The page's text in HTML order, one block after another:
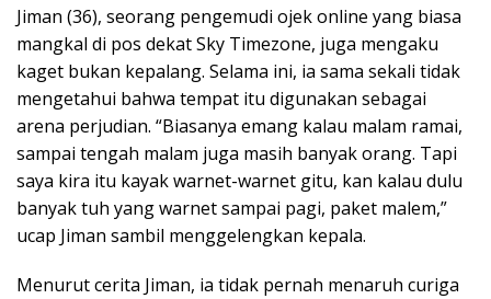
Jiman (36), seorang pengemudi ojek online yang biasa
mangkal di pos dekat Sky Timezone, juga mengaku
kaget bukan kepalang. Selama ini, ia sama sekali tidak
mengetahui bahwa tempat itu digunakan sebagai
arena perjudian. “Biasanya emang kalau malam ramai,
sampai tengah malam juga masih banyak orang. Tapi
saya kira itu kayak warnet-warnet gitu, kan kalau dulu
banyak tuh yang warnet sampai pagi, paket malem,”
ucap Jiman sambil menggelengkan kepala.
Menurut cerita Jiman, ia tidak pernah menaruh curiga